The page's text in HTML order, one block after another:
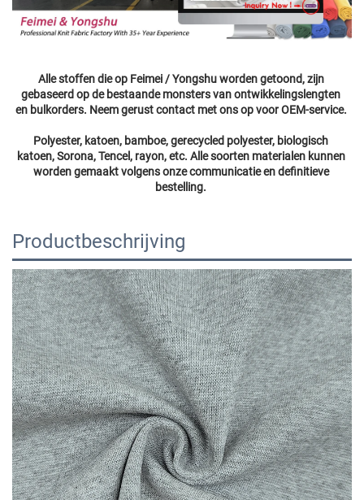
Alle stoffen die op Feimei / Yongshu worden getoond, zijn
gebaseerd op de bestaande monsters van ontwikkelingslengten
Polyester, katoen, bamboe, gerecycled polyester, biologisch
katoen, Sorona, Tencel, rayon, etc. Alle soorten materialen kunnen
worden gemaakt volgens onze communicatie en definitieve
bestelling.
Productbeschrijving